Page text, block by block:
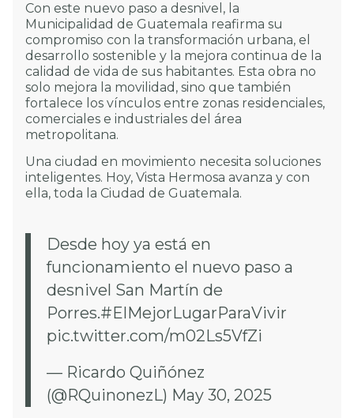
Con este nuevo paso a desnivel, la
Municipalidad de Guatemala reafirma su
compromiso con la transformación urbana, el
desarrollo sostenible y la mejora continua de la
calidad de vida de sus habitantes. Esta obra no
solo mejora la movilidad, sino que también
fortalece los vínculos entre zonas residenciales,
comerciales e industriales del área
metropolitana.
Una ciudad en movimiento necesita soluciones
inteligentes. Hoy, Vista Hermosa avanza y con
ella, toda la Ciudad de Guatemala.
Desde hoy ya está en
funcionamiento el nuevo paso a
desnivel San Martín de
Porres.#ElMejorLugarParaVivir
pic.twitter.com/m02Ls5VfZi
— Ricardo Quiñónez
(@RQuinonezL) May 30, 2025